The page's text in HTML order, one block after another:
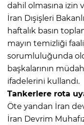
dahil olmasına izin
İran Dışişleri
haftalık basın
mayın temizliği
sorumluluğunda
başkalarının
ifadelerini kullandı.
Tankerlere rota
Öte yandan İran
İran Devrim